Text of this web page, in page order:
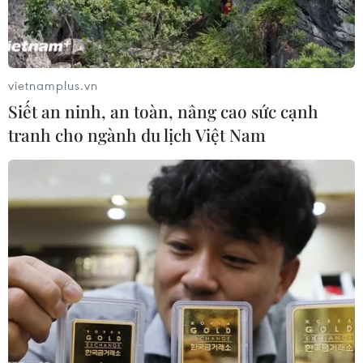
Các đại biểu tham dự toạ đàm. (Ảnh: Thống Nhất/TTXVN)
Cùng ngày, Thủ tướng Nguyễn Xuân Phúc đã
tiếp Chủ tịch Tập đoàn Hyundai Heavy
Industries; lãnh đạo tập đoàn GS E&C và GS
Energy... đang có hoạt động đầu tư tại Việt
vietnamplus.vn
Siết an ninh, an toàn, nâng cao sức cạnh
tranh cho ngành du lịch Việt Nam